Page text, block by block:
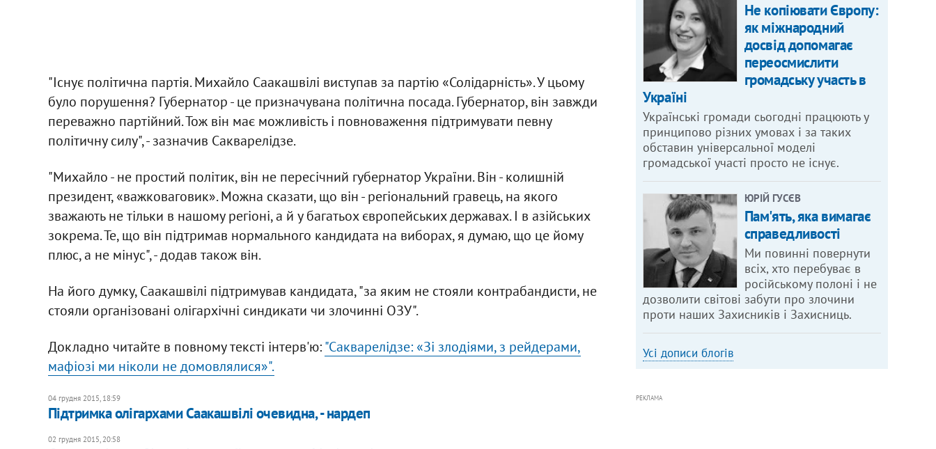
"Існує політична партія. Михайло Саакашвілі виступав за партію «Солідарність». У цьому
було порушення? Губернатор - це призначувана політична посада. Губернатор, він завжди
переважно партійний. Тож він має можливість і повноваження підтримувати певну
політичну силу", - зазначив Сакварелідзе.
"Михайло - не простий політик, він не пересічний губернатор України. Він - колишній
президент, «важковаговик». Можна сказати, що він - регіональний гравець, на якого
зважають не тільки в нашому регіоні, а й у багатьох європейських державах. І в азійських
зокрема. Те, що він підтримав нормального кандидата на виборах, я думаю, що це йому
плюс, а не мінус", - додав також він.
На його думку, Саакашвілі підтримував кандидата, "за яким не стояли контрабандисти, не
стояли організовані олігархічні синдикати чи злочинні ОЗУ".
Докладно читайте в повному тексті інтерв'ю:"Сакварелідзе: «Зі злодіями, з рейдерами,
мафіозі ми ніколи не домовлялися»".
04 грудня 2015, 18:59
Підтримка олігархами Саакашвілі очевидна, - нардеп
02 грудня 2015, 20:58
Не копіювати Європу:
як міжнародний
досвід допомагає
переосмислити
громадську участь в
Україні
Українські громади сьогодні працюють у
принципово різних умовах і за таких
обставин універсальної моделі
громадської участі просто не існує.
ЮРІЙ ГУСЄВ
Пам'ять, яка вимагає
справедливості
Ми повинні повернути
всіх, хто перебуває в
російському полоні і не
дозволити світові забути про злочини
проти наших Захисників і Захисниць.
Усі дописи блогів
РЕКЛАМА